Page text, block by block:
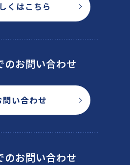
くはこちら
のお問い合わせ
問い合わせ
のお問い合わせ